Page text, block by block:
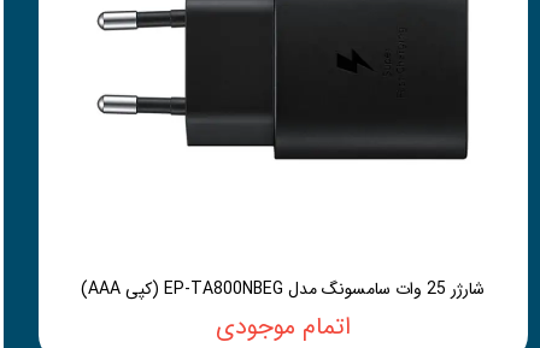
شارژر 25 وات سامسونگ مدل EP-TA800NBEG (کپی AAA)
اتمام موجودی